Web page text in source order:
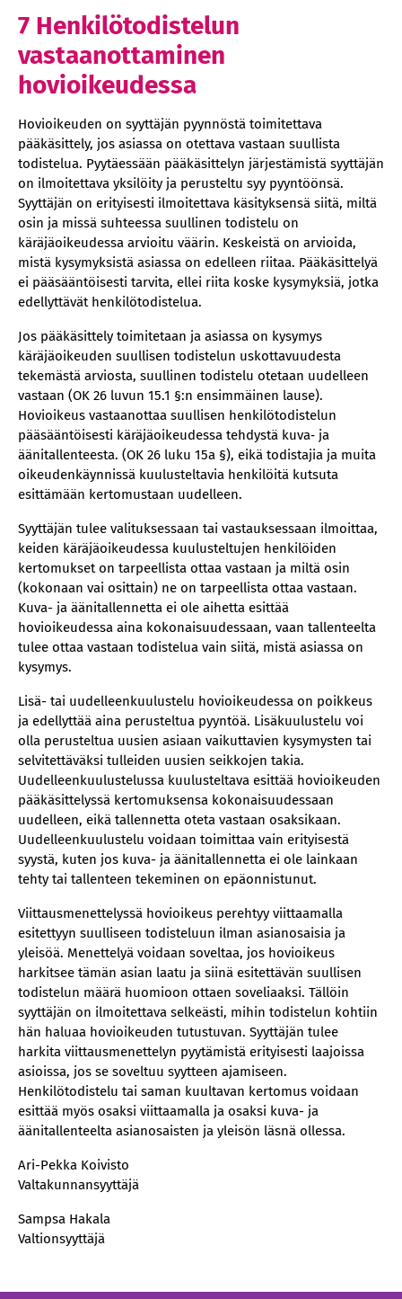
7 Henkilötodistelun
vastaanottaminen
hovioikeudessa
Hovioikeuden on syyttäjän pyynnöstä toimitettava
pääkäsittely, jos asiassa on otettava vastaan suullista
todistelua. Pyytäessään pääkäsittelyn järjestämistä syyttäjän
on ilmoitettava yksilöity ja perusteltu syy pyyntöönsä.
Syyttäjän on erityisesti ilmoitettava käsityksensä siitä, miltä
osin ja missä suhteessa suullinen todistelu on
käräjäoikeudessa arvioitu väärin. Keskeistä on arvioida,
mistä kysymyksistä asiassa on edelleen riitaa. Pääkäsittelyä
ei pääsääntöisesti tarvita, ellei riita koske kysymyksiä, jotka
edellyttävät henkilötodistelua.
Jos pääkäsittely toimitetaan ja asiassa on kysymys
käräjäoikeuden suullisen todistelun uskottavuudesta
tekemästä arviosta, suullinen todistelu otetaan uudelleen
vastaan (OK 26 luvun 15.1 §:n ensimmäinen lause).
Hovioikeus vastaanottaa suullisen henkilötodistelun
pääsääntöisesti käräjäoikeudessa tehdystä kuva‑ ja
äänitallenteesta. (OK 26 luku 15a §), eikä todistajia ja muita
oikeudenkäynnissä kuulusteltavia henkilöitä kutsuta
esittämään kertomustaan uudelleen.
Syyttäjän tulee valituksessaan tai vastauksessaan ilmoittaa,
keiden käräjäoikeudessa kuulusteltujen henkilöiden
kertomukset on tarpeellista ottaa vastaan ja miltä osin
(kokonaan vai osittain) ne on tarpeellista ottaa vastaan.
Kuva- ja äänitallennetta ei ole aihetta esittää
hovioikeudessa aina kokonaisuudessaan, vaan tallenteelta
tulee ottaa vastaan todistelua vain siitä, mistä asiassa on
kysymys.
Lisä- tai uudelleenkuulustelu hovioikeudessa on poikkeus
ja edellyttää aina perusteltua pyyntöä. Lisäkuulustelu voi
olla perusteltua uusien asiaan vaikuttavien kysymysten tai
selvitettäväksi tulleiden uusien seikkojen takia.
Uudelleenkuulustelussa kuulusteltava esittää hovioikeuden
pääkäsittelyssä kertomuksensa kokonaisuudessaan
uudelleen, eikä tallennetta oteta vastaan osaksikaan.
Uudelleenkuulustelu voidaan toimittaa vain erityisestä
syystä, kuten jos kuva- ja äänitallennetta ei ole lainkaan
tehty tai tallenteen tekeminen on epäonnistunut.
Viittausmenettelyssä hovioikeus perehtyy viittaamalla
esitettyyn suulliseen todisteluun ilman asianosaisia ja
yleisöä. Menettelyä voidaan soveltaa, jos hovioikeus
harkitsee tämän asian laatu ja siinä esitettävän suullisen
todistelun määrä huomioon ottaen soveliaaksi. Tällöin
syyttäjän on ilmoitettava selkeästi, mihin todistelun kohtiin
hän haluaa hovioikeuden tutustuvan. Syyttäjän tulee
harkita viittausmenettelyn pyytämistä erityisesti laajoissa
asioissa, jos se soveltuu syytteen ajamiseen.
Henkilötodistelu tai saman kuultavan kertomus voidaan
esittää myös osaksi viittaamalla ja osaksi kuva- ja
äänitallenteelta asianosaisten ja yleisön läsnä ollessa.
Ari-Pekka Koivisto
Valtakunnansyyttäjä
Sampsa Hakala
Valtionsyyttäjä